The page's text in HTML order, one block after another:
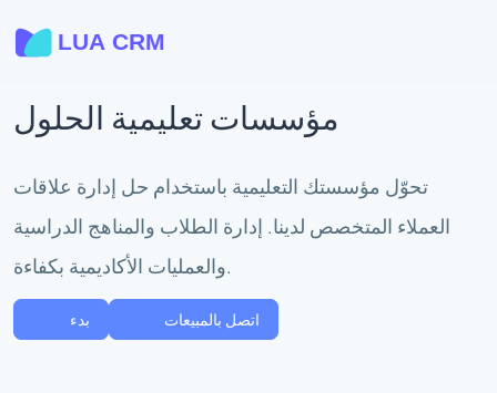
مؤسسات تعليمية الحلول
تحوّل مؤسستك التعليمية باستخدام حل إدارة علاقات
العملاء المتخصص لدينا. إدارة الطلاب والمناهج الدراسية
والعمليات الأكاديمية بكفاءة.
بدء اتصل بالمبيعات